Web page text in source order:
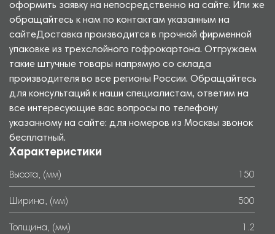
оформить заявку на непосредственно на сайте. Или же
обращайтесь к нам по контактам указанным на
сайтеДоставка производится в прочной фирменной
упаковке из трехслойного гофрокартона. Отгружаем
такие штучные товары напрямую со склада
производителя во все регионы России. Обращайтесь
для консультаций к наши специалистам, ответим на
все интересующие вас вопросы по телефону
указанному на сайте: для номеров из Москвы звонок
бесплатный.
Характеристики
Высота, (мм) 150
Ширина, (мм) 500
Толщина, (мм) 1.2